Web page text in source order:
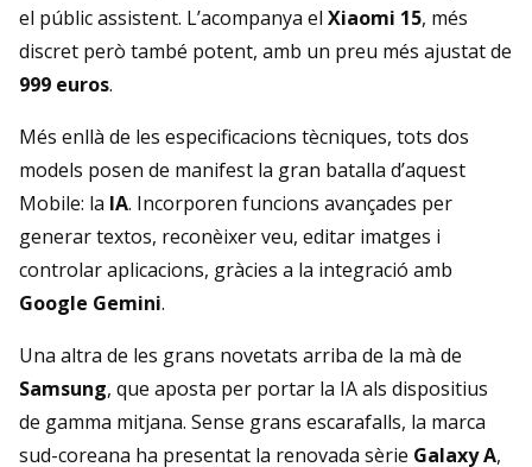
el públic assistent. L’acompanya el Xiaomi 15, més
discret però també potent, amb un preu més ajustat de
999 euros.
Més enllà de les especificacions tècniques, tots dos
models posen de manifest la gran batalla d’aquest
Mobile: la IA. Incorporen funcions avançades per
generar textos, reconèixer veu, editar imatges i
controlar aplicacions, gràcies a la integració amb
Google Gemini.
Una altra de les grans novetats arriba de la mà de
Samsung, que aposta per portar la IA als dispositius
de gamma mitjana. Sense grans escarafalls, la marca
sud-coreana ha presentat la renovada sèrie Galaxy A,